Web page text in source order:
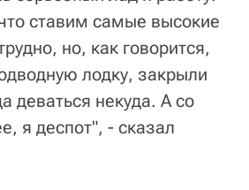
ставим самые высокие
но, как говорится,
лодку, закрыли
деваться некуда. А со
я деспот", - сказал